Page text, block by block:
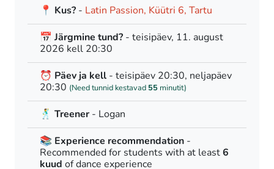
📍 Kus? - Latin Passion, Küütri 6, Tartu
📅 Järgmine tund? - teisipäev, 11. august
2026 kell 20:30
⏰ Päev ja kell - teisipäev 20:30, neljapäev
20:30 (Need tunnid kestavad 55 minutit)
🕺 Treener - Logan
📚 Experience recommendation -
Recommended for students with at least6
kuud of dance experience